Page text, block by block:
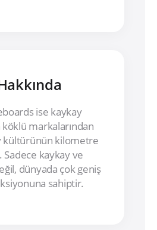
ise kaykay
köklü markalarından
kültürünün kilometre
Sadece kaykay ve
dünyada çok geniş
sahiptir.